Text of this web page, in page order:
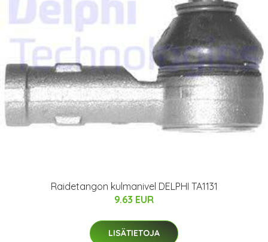
Raidetangon kulmanivel DELPHI TA1131
9.63 EUR
LISÄTIETOJA